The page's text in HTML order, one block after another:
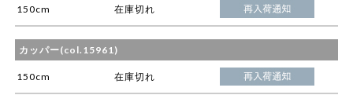
150cm 在庫切れ
カッパー(col.15961)
150cm 在庫切れ